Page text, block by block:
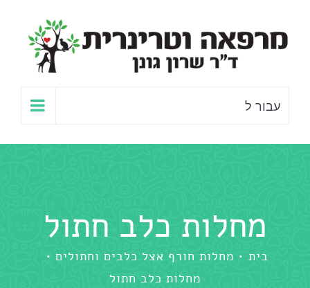
לתוכן
עבור ל
מחלות כלב חתול
בית
מחלות חורף אצל כלבים וחתולים
מחלות כלב חתול